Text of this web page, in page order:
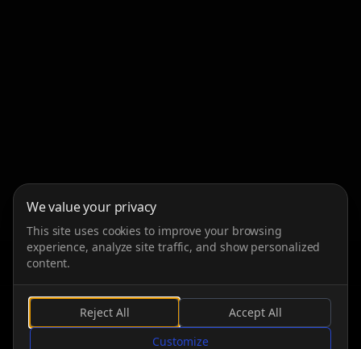
FAIRE DÉFILER
We value your privacy
This site uses cookies to improve your browsing
experience, analyze site traffic, and show personalized
content.
Reject All
Accept All
Customize